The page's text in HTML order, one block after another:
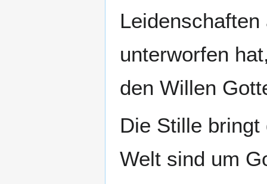
unterworfen
den Willen
Die Stille
Welt sind um